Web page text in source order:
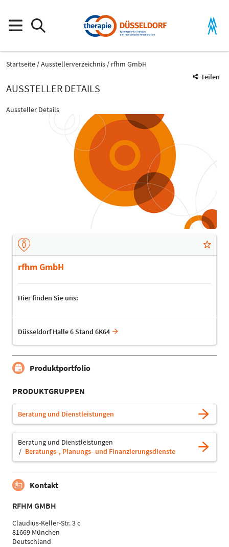
Startseite Ausstellerverzeichnis
rfhm GmbH
Teilen
AUSSTELLER DETAILS
Aussteller Details
rfhm GmbH
Hier finden Sie uns:
Düsseldorf Halle 6 Stand 6K64
Produktportfolio
PRODUKTGRUPPEN
Beratung und Dienstleistungen
Beratung und Dienstleistungen
Beratungs-, Planungs- und Finanzierungsdienste
Kontakt
RFHM GMBH
Claudius-Keller-Str. 3 c
81669 München
Deutschland